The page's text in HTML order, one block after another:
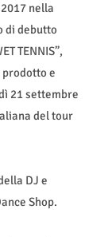
nella
di debutto
TENNIS”,
e
21 settembre
del tour
DJ e
Shop.